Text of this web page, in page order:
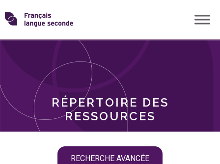
Skip
toTransformons
langue
RÉPERTOIRE DES
RESSOURCES
RECHERCHE AVANCÉE
THÈMES